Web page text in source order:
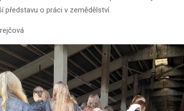
představu o práci v zemědělství.